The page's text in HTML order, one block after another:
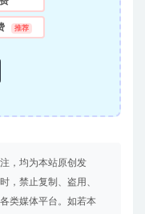
推荐
，均为本站原创发
，禁止复制、盗用、
类媒体平台。如若本